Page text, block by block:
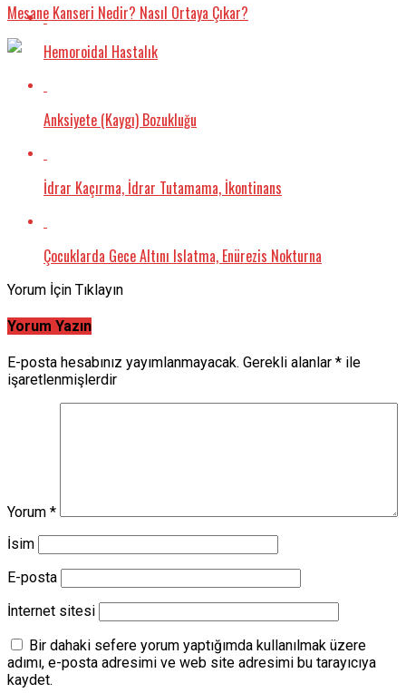
Mesane Kanseri Nedir? Nasıl Ortaya Çıkar?
Hemoroidal Hastalık
Anksiyete (Kaygı) Bozukluğu
İdrar Kaçırma, İdrar Tutamama, İkontinans
Çocuklarda Gece Altını Islatma, Enürezis Nokturna
Yorum İçin Tıklayın
Yorum Yazın
E-posta hesabınız yayımlanmayacak. Gerekli alanlar * ile
işaretlenmişlerdir
Yorum *
İsim
E-posta
İnternet sitesi
Bir dahaki sefere yorum yaptığımda kullanılmak üzere
adımı, e-posta adresimi ve web site adresimi bu tarayıcıya
kaydet.